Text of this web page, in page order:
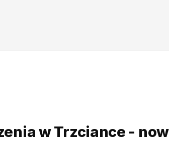
w Trzciance -